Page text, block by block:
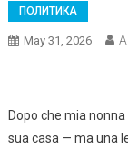
ПОЛИТИКА
May 31, 2026
Dopo che mia
sua casa — ma una